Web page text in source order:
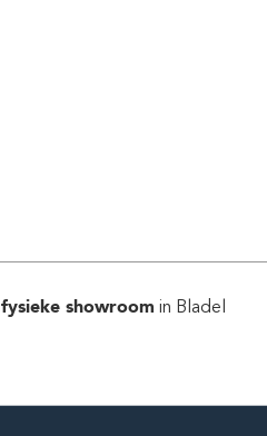
fysieke showroom in Bladel